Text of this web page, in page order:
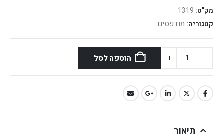
מק"ט: 1319
קטגוריה: מודפסים
הוספה לסל
תיאור